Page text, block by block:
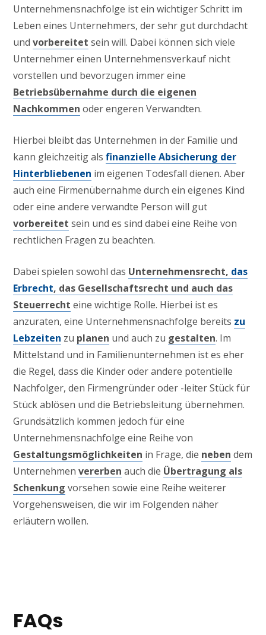
Unternehmensnachfolge ist ein wichtiger Schritt im
Leben eines Unternehmers, der sehr gut durchdacht
undvorbereitet sein will. Dabei können sich viele
Unternehmer einen Unternehmensverkauf nicht
vorstellen und bevorzugen immer eine
Betriebsübernahme durch die eigenen
Nachkommen oder engeren Verwandten.
Hierbei bleibt das Unternehmen in der Familie und
kann gleichzeitig alsfinanzielle Absicherung der
Hinterbliebenen im eigenen Todesfall dienen. Aber
auch eine Firmenübernahme durch ein eigenes Kind
oder eine andere verwandte Person will gut
vorbereitet sein und es sind dabei eine Reihe von
rechtlichen Fragen zu beachten.
Dabei spielen sowohl das Unternehmensrecht, das
Erbrecht, das Gesellschaftsrecht und auch das
Steuerrecht eine wichtige Rolle. Hierbei ist es
anzuraten, eine Unternehmensnachfolge bereits zu
Lebzeiten zu planen und auch zu gestalten. Im
Mittelstand und in Familienunternehmen ist es eher
die Regel, dass die Kinder oder andere potentielle
Nachfolger, den Firmengründer oder -leiter Stück für
Stück ablösen und die Betriebsleitung übernehmen.
Grundsätzlich kommen jedoch für eine
Unternehmensnachfolge eine Reihe von
Gestaltungsmöglichkeiten in Frage, die neben dem
Unternehmenvererben auch die Übertragung als
Schenkung vorsehen sowie eine Reihe weiterer
Vorgehensweisen, die wir im Folgenden näher
erläutern wollen.
FAQs